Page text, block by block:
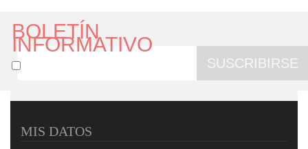
BOLETÍN
INFORMATIVO
SUSCRIBIRSE
MIS DATOS